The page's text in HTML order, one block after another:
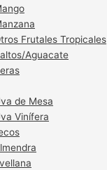
Frutales Tropicales
Aguacate
de Mesa
Vinífera